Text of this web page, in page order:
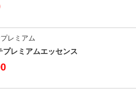
レミアム
プレミアムエッセンス